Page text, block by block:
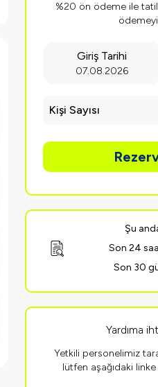
%20 ön ödeme ile
Giriş Tarihi
07.08.2026
Kişi Sayısı
Şu
Son 24
Son 30
Yardıma
Yetkili personelimiz
lütfen aşağıdaki